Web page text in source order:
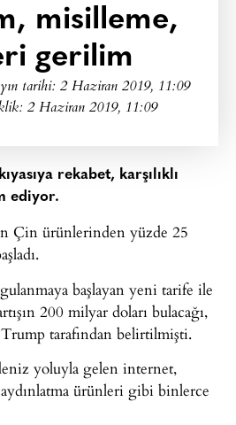
misilleme,
gerilim
tarihi: 2 Haziran 2019, 11:09
2 Haziran 2019, 11:09
rekabet, karşılıklı
ediyor.
Çin ürünlerinden yüzde 25
başlayan yeni tarife ile
200 milyar doları bulacağı,
tarafından belirtilmişti.
yoluyla gelen internet,
ürünleri gibi binlerce